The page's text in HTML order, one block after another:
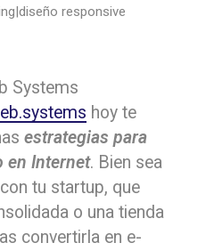
Systems
hoy te
estrategias para
en Internet. Bien sea
tu startup, que
o una tienda
convertirla en e-